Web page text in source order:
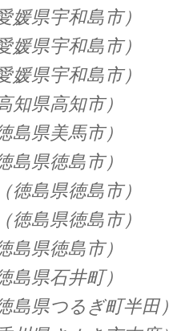
県宇和島市）
県宇和島市）
県宇和島市）
県高知市）
県美馬市）
県徳島市）
徳島県徳島市）
島県徳島市）
県徳島市）
県石井町）
県つるぎ町半田）